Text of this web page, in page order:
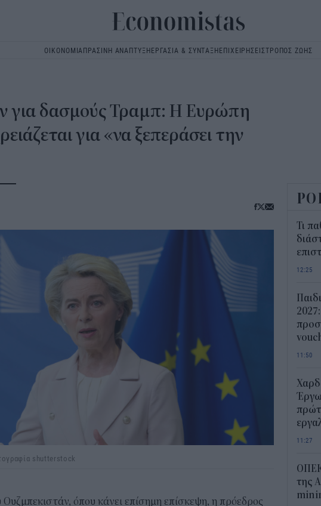
ΟΙΚΟΝΟΜΙΑΠΡΑΣΙΝΗ ΑΝΑΠΤΥΞΗΕΡΓΑΣΙΑ & ΣΥΝΤΑΞΗΕΠΙΧΕΙΡΗΣΕΙΣΤΡΟΠΟΣ ΖΩΗΣ
για δασμούς Τραμπ: Η Ευρώπη
για «να ξεπεράσει την
shutterstock
όπου κάνει επίσημη επίσκεψη, η πρόεδρος
Τι
12:25
11:50
11:27
της